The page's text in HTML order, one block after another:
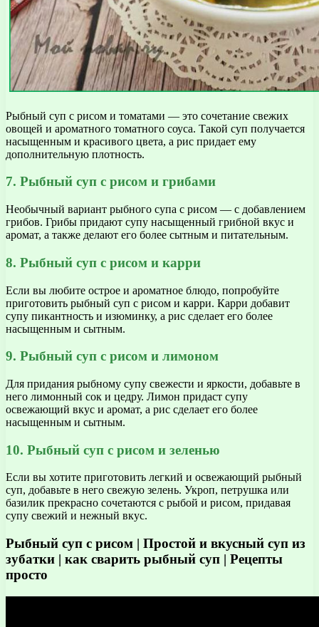
Рыбный суп с рисом и томатами — это сочетание свежих
овощей и ароматного томатного соуса. Такой суп получается
насыщенным и красивого цвета, а рис придает ему
дополнительную плотность.
7. Рыбный суп с рисом и грибами
Необычный вариант рыбного супа с рисом — с добавлением
грибов. Грибы придают супу насыщенный грибной вкус и
аромат, а также делают его более сытным и питательным.
8. Рыбный суп с рисом и карри
Если вы любите острое и ароматное блюдо, попробуйте
приготовить рыбный суп с рисом и карри. Карри добавит
супу пикантность и изюминку, а рис сделает его более
насыщенным и сытным.
9. Рыбный суп с рисом и лимоном
Для придания рыбному супу свежести и яркости, добавьте в
него лимонный сок и цедру. Лимон придаст супу
освежающий вкус и аромат, а рис сделает его более
насыщенным и сытным.
10. Рыбный суп с рисом и зеленью
Если вы хотите приготовить легкий и освежающий рыбный
суп, добавьте в него свежую зелень. Укроп, петрушка или
базилик прекрасно сочетаются с рыбой и рисом, придавая
супу свежий и нежный вкус.
Рыбный суп с рисом | Простой и вкусный суп из
зубатки | как сварить рыбный суп | Рецепты
просто